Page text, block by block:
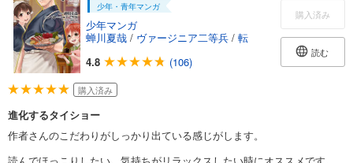
少年・青年マンガ
少年マンガ
蝉川夏哉 / ヴァージニア二等兵 / 転
4.8
(106)
購入済み
読む
購入済み
進化するタイショー
作者さんのこだわりがしっかり出ている感じがします。